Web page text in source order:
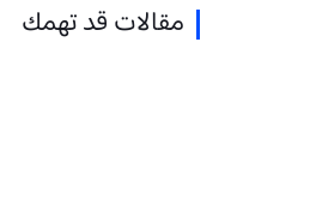
مقالات قد تهمك